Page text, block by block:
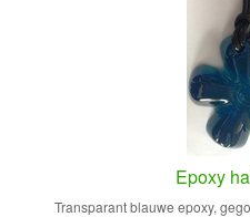
Epoxy
Transparant blauwe epoxy,